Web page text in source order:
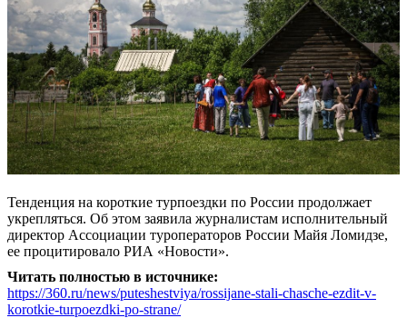
Тенденция на короткие турпоездки по России продолжает
укрепляться. Об этом заявила журналистам исполнительный
директор Ассоциации туроператоров России Майя Ломидзе,
ее процитировало РИА «Новости».
Читать полностью в источнике:
https://360.ru/news/puteshestviya/rossijane-stali-chasche-ezdit-v-
korotkie-turpoezdki-po-strane/